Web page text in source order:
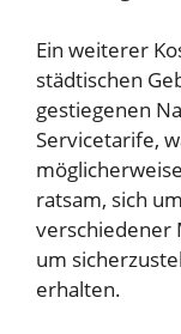
Ein weiterer
städtischen
gestiegenen
Servicetarife,
ratsam, sich
verschiedener
um
erhalten.